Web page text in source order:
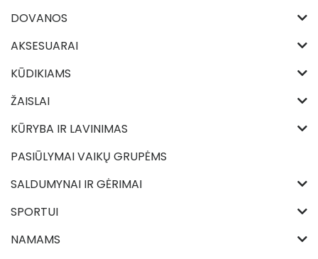
DOVANOS
AKSESUARAI
KŪDIKIAMS
ŽAISLAI
KŪRYBA IR LAVINIMAS
PASIŪLYMAI VAIKŲ GRUPĖMS
SALDUMYNAI IR GĖRIMAI
SPORTUI
NAMAMS